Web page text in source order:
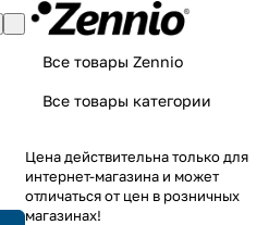
Все товары Zennio
Все товары категории
Цена действительна только для
интернет-магазина и может
отличаться от цен в розничных
магазинах!